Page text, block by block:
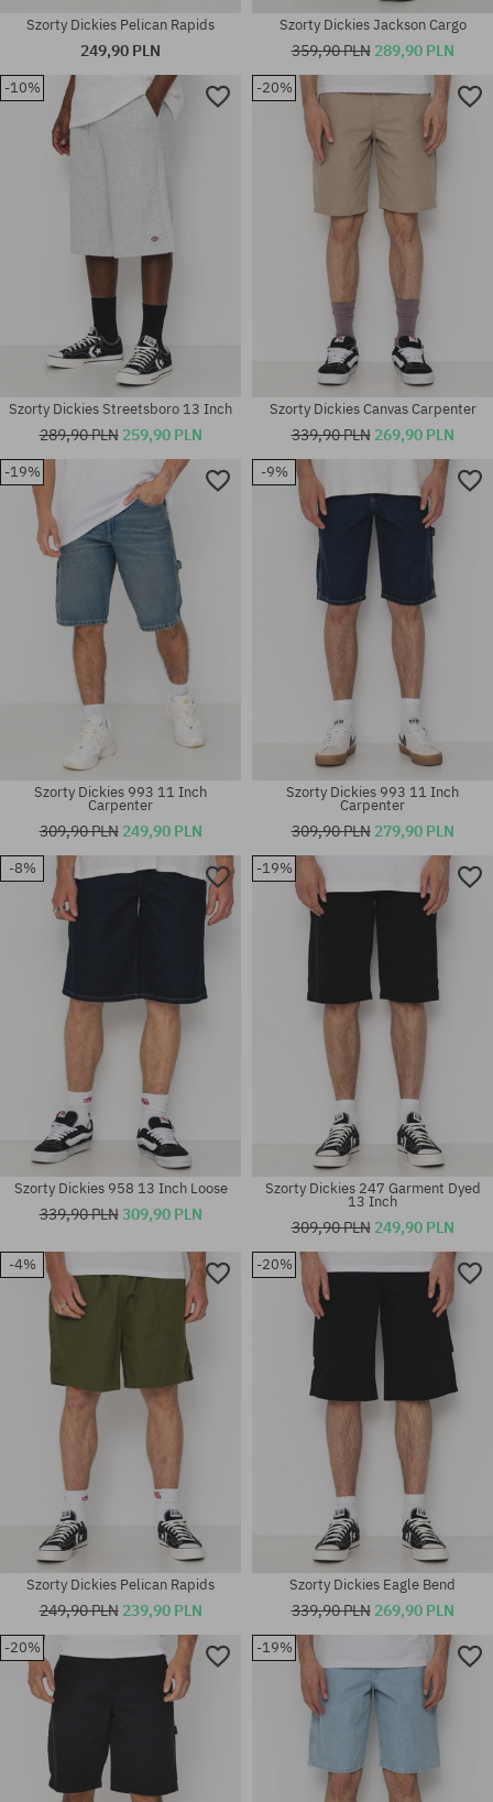
Dostępne rozmiary:
Dostępne rozmiary:
Dostępne rozmiary:
Szorty Dickies Pelican Rapids
249,90 PLN
Dostępne rozmiary:
Szorty Dickies Jackson Cargo
359,90 PLN 289,90 PLN
-10%
Dostępne rozmiary:
Szorty Dickies Streetsboro 13 Inch
289,90 PLN 259,90 PLN
-20%
Dostępne rozmiary:
30; 31; 32; 33; 34; 36
Szorty Dickies Canvas Carpenter
339,90 PLN 269,90 PLN
-19%
Dostępne rozmiary:
31; 32
Szorty Dickies 993 11 Inch
Carpenter
309,90 PLN 249,90 PLN
-9%
Dostępne rozmiary:
31; 32; 34
Szorty Dickies 993 11 Inch
Carpenter
309,90 PLN 279,90 PLN
-8%
Dostępne rozmiary:
32; 33; 34
Szorty Dickies 958 13 Inch Loose
339,90 PLN309,90 PLN
-19%
Dostępne rozmiary:
30; 31; 32; 33; 34; 36
Szorty Dickies 247 Garment Dyed
13 Inch
309,90 PLN 249,90 PLN
-4%
Szorty Dickies Pelican Rapids
249,90 PLN 239,90 PLN
-20%
Szorty Dickies Eagle Bend
339,90 PLN 269,90 PLN
-20% -19%